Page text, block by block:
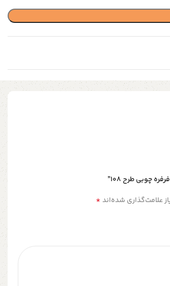
چوبی طرح 108”
علامت‌گذاری شده‌اند*